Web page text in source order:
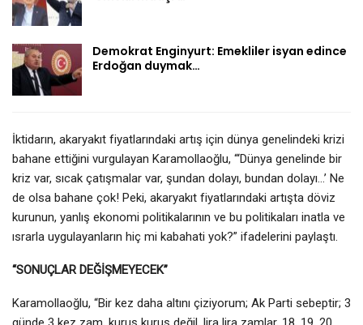
Demokrat Enginyurt: Emekliler isyan edince
Erdoğan duymak…
İktidarın, akaryakıt fiyatlarındaki artış için dünya genelindeki krizi
bahane ettiğini vurgulayan Karamollaoğlu, “‘Dünya genelinde bir
kriz var, sıcak çatışmalar var, şundan dolayı, bundan dolayı…’ Ne
de olsa bahane çok! Peki, akaryakıt fiyatlarındaki artışta döviz
kurunun, yanlış ekonomi politikalarının ve bu politikaları inatla ve
ısrarla uygulayanların hiç mi kabahati yok?” ifadelerini paylaştı.
“SONUÇLAR DEĞİŞMEYECEK”
Karamollaoğlu, “Bir kez daha altını çiziyorum; Ak Parti sebeptir; 3